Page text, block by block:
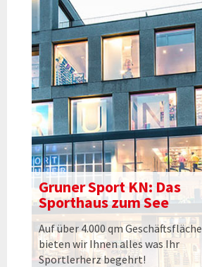
Gruner Sport KN: Das
Sporthaus zum See
Auf über 4.000 qm Geschäftsfläche
bieten wir Ihnen alles was Ihr
Sportlerherz begehrt!